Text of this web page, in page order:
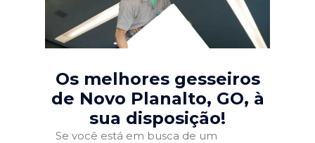
Os melhores gesseiros
de Novo Planalto, GO, à
sua disposição!
Se você está em busca de um